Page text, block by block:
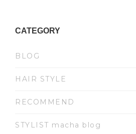
CATEGORY
BLOG
HAIR STYLE
RECOMMEND
STYLIST macha blog